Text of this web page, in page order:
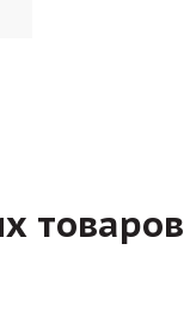
товаров